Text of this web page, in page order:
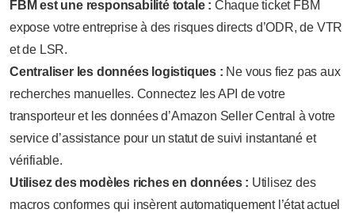
FBM est une responsabilité totale : Chaque ticket FBM
expose votre entreprise à des risques directs d’ODR, de VTR
et de LSR.
Centraliser les données logistiques : Ne vous fiez pas aux
recherches manuelles. Connectez les API de votre
transporteur et les données d’Amazon Seller Central à votre
service d’assistance pour un statut de suivi instantané et
vérifiable.
Utilisez des modèles riches en données : Utilisez des
macros conformes qui insèrent automatiquement l’état actuel